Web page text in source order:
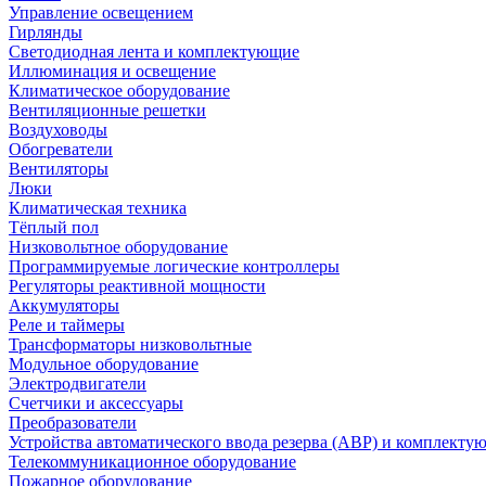
Управление освещением
Гирлянды
Светодиодная лента и комплектующие
Иллюминация и освещение
Климатическое оборудование
Вентиляционные решетки
Воздуховоды
Обогреватели
Вентиляторы
Люки
Климатическая техника
Тёплый пол
Низковольтное оборудование
Программируемые логические контроллеры
Регуляторы реактивной мощности
Аккумуляторы
Реле и таймеры
Трансформаторы низковольтные
Модульное оборудование
Электродвигатели
Счетчики и аксессуары
Преобразователи
Устройства автоматического ввода резерва (АВР) и
Телекоммуникационное оборудование
Пожарное оборудование